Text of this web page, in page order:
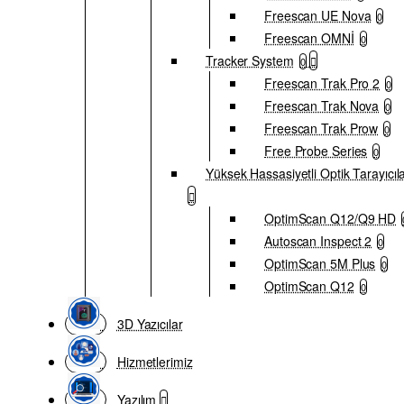
Freescan UE Nova 0
Freescan OMNİ 0
Tracker System 0
Freescan Trak Pro 2 0
Freescan Trak Nova 0
Freescan Trak Prow 0
Free Probe Series 0
Yüksek Hassasiyetli Optik
OptimScan Q12/Q9 HD
Autoscan Inspect 2 0
OptimScan 5M Plus 0
OptimScan Q12 0
3D Yazıcılar
Hizmetlerimiz
Yazılım